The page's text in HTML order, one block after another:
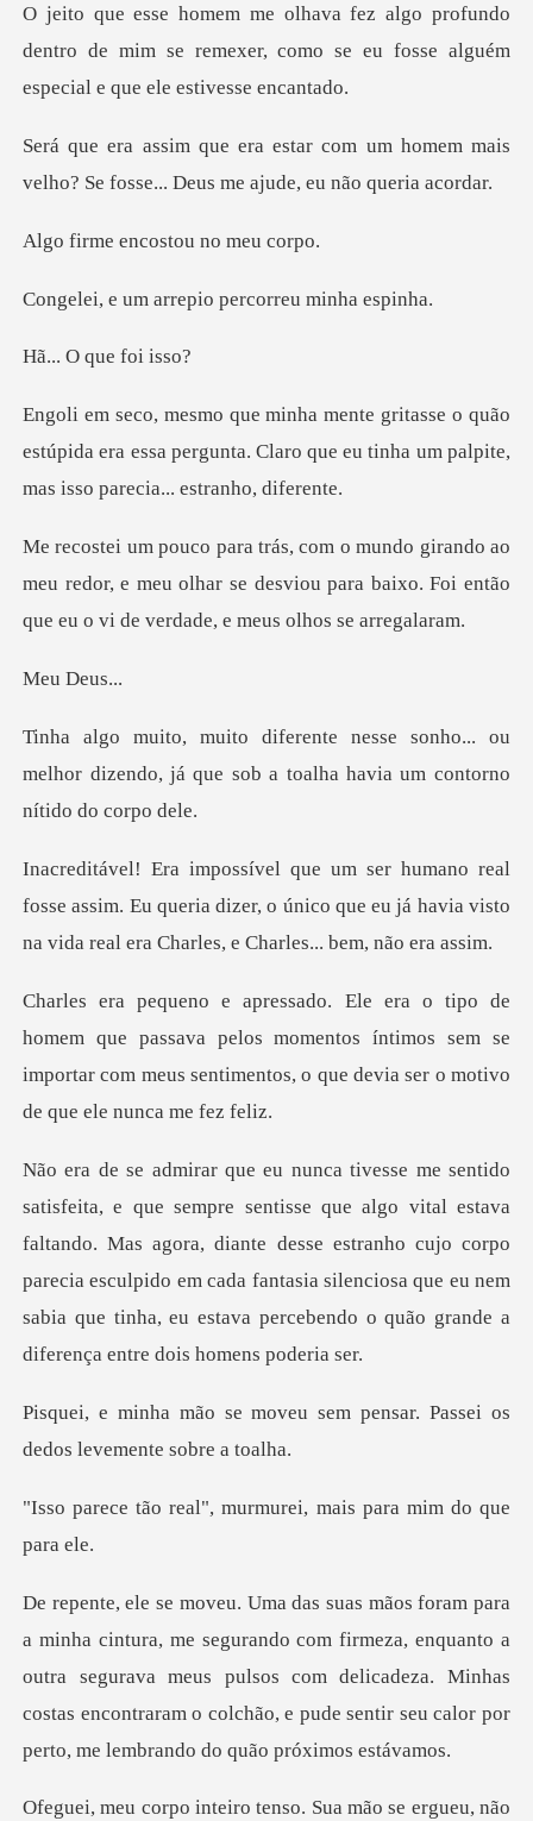
ndo
dentro de mim se remexer, como se eu fosse
um homem mais
velho? Se fosse... De
encostou no
rrepio percorreu
que fo
ão
estúpida era essa pergunta. Claro que eu tinha u
meu redor, e meu olhar se desviou para baixo. Foi ent
Deus
nho... ou
melhor dizendo, já que sob a toa
e assim. Eu queria dizer, o único que eu já havia visto
n
assava pelos momentos íntimos sem se
importar com meus sentime
tava
faltando. Mas agora, diante desse estranho cujo corpo
parecia esculpido em cada fantasia silenciosa
u sem pensar. Passei os
dedo
", murmurei, mais par
firmeza, enquanto a
outra segurava meus pulsos com delicadeza. Minhas
costas encontrara